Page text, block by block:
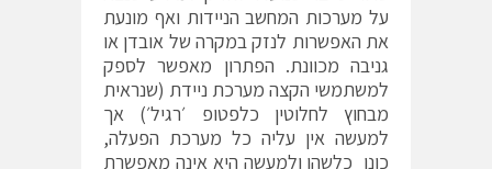
על מערכות המחשב הניידות ואף מונעת
את האפשרות לנזק במקרה של אובדן או
גניבה מכוונת. הפתרון מאפשר לספק
למשתמשי הקצה מערכת ניידת (שנראית
מבחוץ לחלוטין כלפטופ ׳רגיל׳) אך
למעשה אין עליה כל מערכת הפעלה,
כונן כלשהו ולמעשה היא אינה מאפשרת